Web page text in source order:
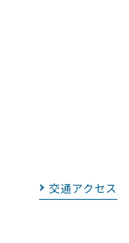
交通アクセス